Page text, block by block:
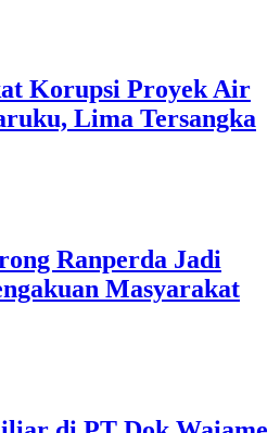
Korupsi Proyek Air
Lima Tersangka
Ranperda Jadi
Masyarakat